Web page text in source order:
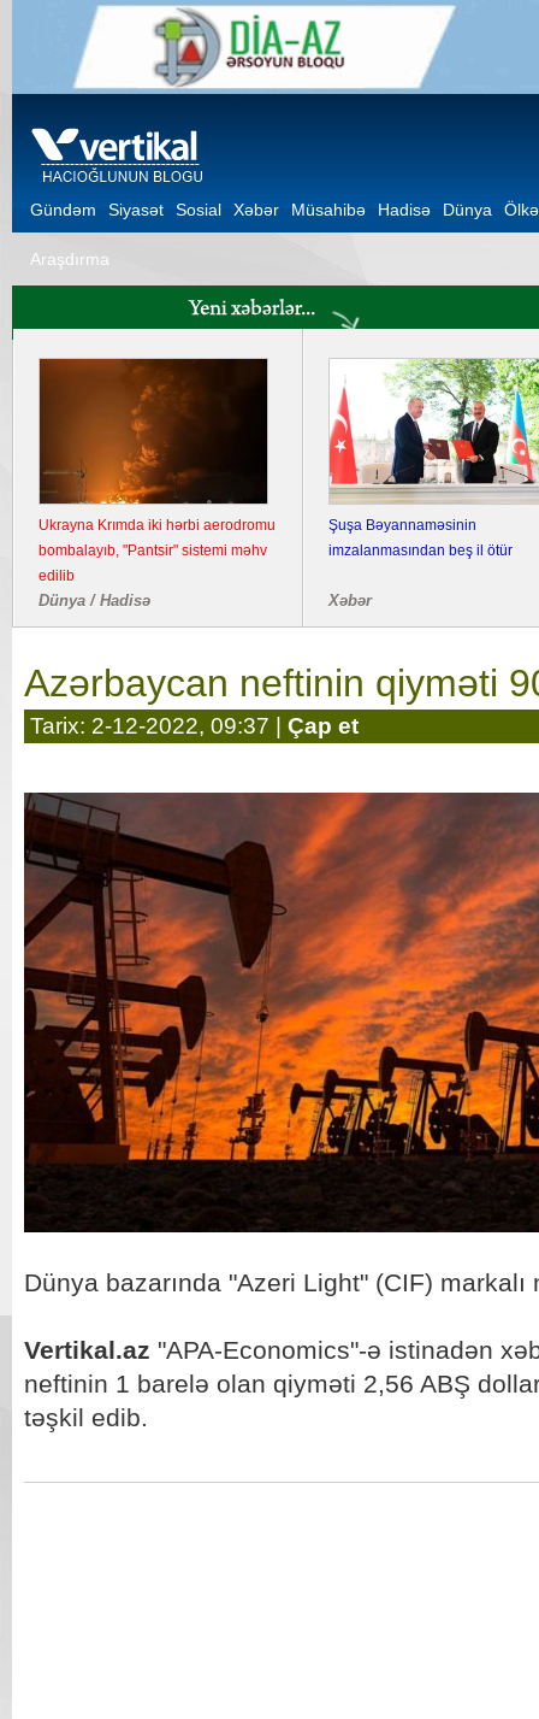
Gündəm Siyasət Sosial Xəbər Müsahibə Hadisə Dünya Ölkə
Araşdırma
Ukrayna Krımda iki hərbi aerodromu
bombalayıb, "Pantsir" sistemi məhv
edilib
Dünya / Hadisə
Şuşa Bəyannaməsinin
imzalanmasından beş il ötür
Xəbər
Azərbaycan neftinin qiyməti
Tarix: 2-12-2022, 09:37 | Çap et
Dünya bazarında "Azeri Light" (CIF) markalı
Vertikal.az "APA-Economics"-ə istinadən
neftinin 1 barelə olan qiyməti 2,56 ABŞ
təşkil edib.